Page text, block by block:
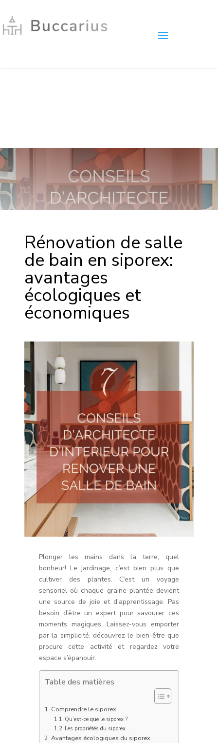
Rénovation de salle
de bain en siporex:
avantages
écologiques et
économiques
Plonger les mains dans la terre, quel
bonheur! Le jardinage, c’est bien plus que
cultiver des plantes. C’est un voyage
sensoriel où chaque graine plantée devient
une source de joie et d’apprentissage. Pas
besoin d’être un expert pour savourer ces
moments magiques. Laissez-vous emporter
par la simplicité, découvrez le bien-être que
procure cette activité et regardez votre
espace s’épanouir.
Table des matières
Comprendre le siporex
Qu’est-ce que le siporex ?
Les propriétés du siporex
Avantages écologiques du siporex